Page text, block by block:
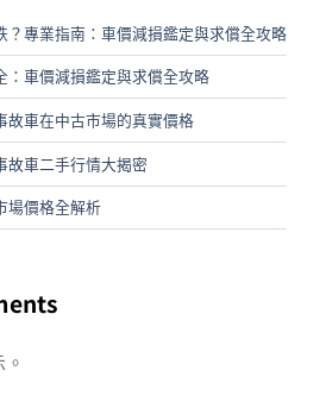
？專業指南：車價減損鑑定與求償全攻略
：車價減損鑑定與求償全攻略
故車在中古市場的真實價格
故車二手行情大揭密
場價格全解析